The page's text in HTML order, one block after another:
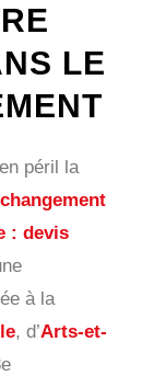
LE
péril la
changement
: devis
à la
, d’Arts-et-